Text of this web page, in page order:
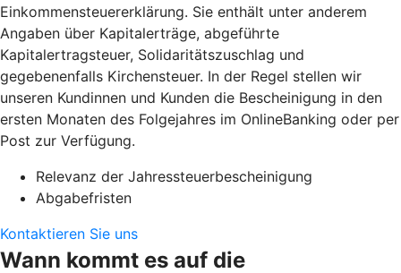
Einkommensteuererklärung. Sie enthält unter anderem
Angaben über Kapitalerträge, abgeführte
Kapitalertragsteuer, Solidaritätszuschlag und
gegebenenfalls Kirchensteuer. In der Regel stellen wir
unseren Kundinnen und Kunden die Bescheinigung in den
ersten Monaten des Folgejahres im OnlineBanking oder per
Post zur Verfügung.
Relevanz der Jahressteuerbescheinigung
Abgabefristen
Kontaktieren Sie uns
Wann kommt es auf die